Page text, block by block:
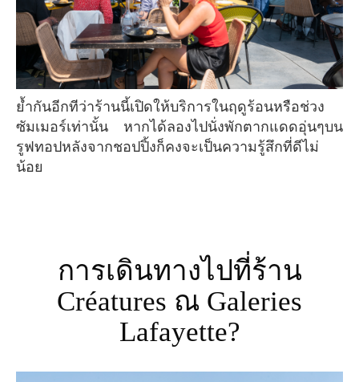
ย้ำกันอีกทีว่าร้านนี้เปิดให้บริการในฤดูร้อนหรือช่วง
ซัมเมอร์เท่านั้น หากได้ลองไปนั่งพักตากแดดอุ่นๆบน
รูฟทอปหลังจากชอปปิ้งก็คงจะเป็นความรู้สึกที่ดีไม่
น้อย
การเดินทางไปที่ร้าน
Créatures ณ Galeries
Lafayette?